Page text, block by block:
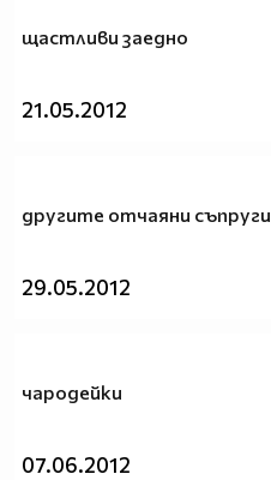
щастливи заедно
21.05.2012
другите отчаяни съпруги
29.05.2012
чародейки
07.06.2012